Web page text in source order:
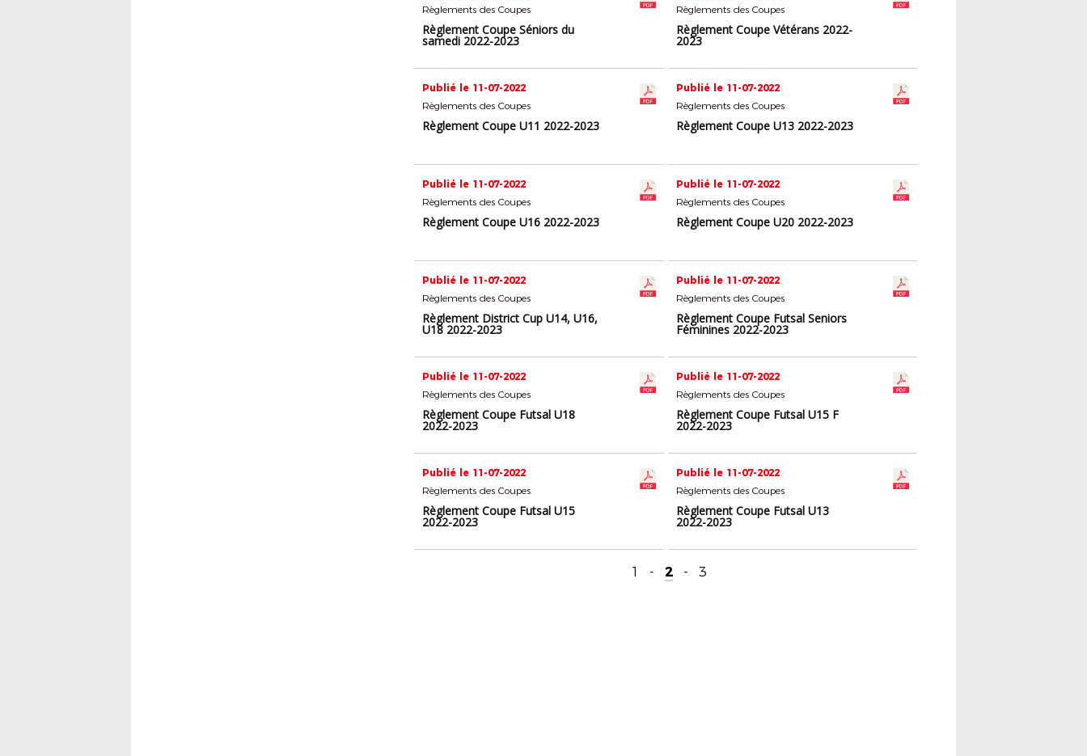
Règlements des Coupes
Règlement Coupe Séniors du
samedi 2022-2023
Règlements des Coupes
Règlement Coupe Vétérans 2022-
2023
Publié le 11-07-2022
Règlements des Coupes
Règlement Coupe U11 2022-2023
Publié le 11-07-2022
Règlements des Coupes
Règlement Coupe U13 2022-2023
Publié le 11-07-2022
Règlements des Coupes
Règlement Coupe U16 2022-2023
Publié le 11-07-2022
Règlements des Coupes
Règlement Coupe U20 2022-2023
Publié le 11-07-2022
Règlements des Coupes
Règlement District Cup U14, U16,
U18 2022-2023
Publié le 11-07-2022
Règlements des Coupes
Règlement Coupe Futsal Seniors
Féminines 2022-2023
Publié le 11-07-2022
Règlements des Coupes
Règlement Coupe Futsal U18
2022-2023
Publié le 11-07-2022
Règlements des Coupes
Règlement Coupe Futsal U15 F
2022-2023
Publié le 11-07-2022
Règlements des Coupes
Règlement Coupe Futsal U15
2022-2023
Publié le 11-07-2022
Règlements des Coupes
Règlement Coupe Futsal U13
2022-2023
1 - 2 - 3